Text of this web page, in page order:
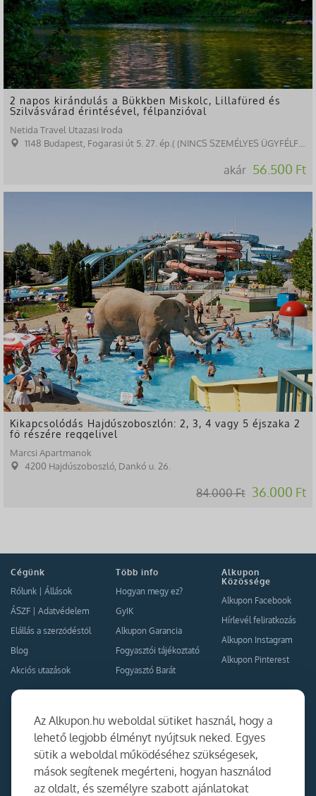
Az Alkupon.hu weboldal sütiket használ, hogy a
lehető legjobb élményt nyújtsuk neked. Egyes
sütik a weboldal működéséhez szükségesek,
mások segítenek megérteni, hogyan használod
az oldalt, és személyre szabott ajánlatokat
2 napos kirándulás a Bükkben Miskolc, Lillafüred és
Szilvásvárad érintésével, félpanzióval
Netida Travel Utazasi Iroda
1148 Budapest, Fogarasi út 5. 27. ép.( (NINCS SZEMÉLYES ÜGYFÉLFOGADÁS)
akár 56.500 Ft
Kikapcsolódás Hajdúszoboszlón: 2, 3, 4 vagy 5 éjszaka 2
fő részére reggelivel
Marcsi Apartmanok
4200 Hajdúszoboszló, Dankó u. 26.
84.000 Ft 36.000 Ft
Cégünk
Rólunk
Állások
ÁSZF
Adatvédelem
Elállás a szerződéstől
Blog
Akciós utazások
Több info
Hogyan megy ez?
GyIK
Alkupon Garancia
Fogyasztói tájékoztató
Fogyasztó Barát
Alkupon
Közössége
Alkupon Facebook
Hírlevél feliratkozás
Alkupon Instagram
Alkupon Pinterest
Együttműködés
Kapcsolat
Ajánlj nekünk!
Partner Belépés